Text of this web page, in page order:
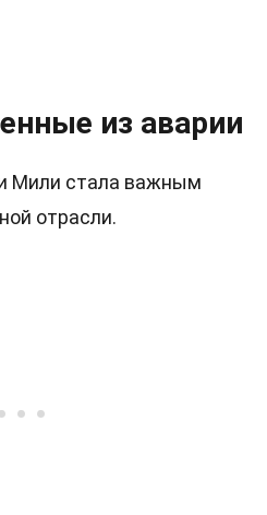
из аварии
Мили стала важным
отрасли.